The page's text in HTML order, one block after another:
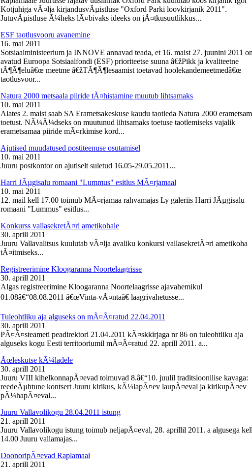
Kotjuhiga vÃ¤lja kirjandusvÃµistluse "Oxford Parki loovkirjanik 2011".
JutuvÃµistluse Ã¼heks lÃ¤bivaks ideeks on jÃ¤tkusuutlikkus...
ESF taotlusvooru avanemine
16. mai 2011
Sotsiaalministeerium ja INNOVE annavad teada, et 16. maist 27. juunini 2011 on
avatud Euroopa Sotsiaalfondi (ESF) prioriteetse suuna â€žPikk ja kvaliteetne
tÃ¶Ã¶eluâ€œ meetme â€žTÃ¶Ã¶lesaamist toetavad hoolekandemeetmedâ€œ
taotlusvoor...
Natura 2000 metsaala piiride tÃ¤histamine muutub lihtsamaks
10. mai 2011
Alates 2. maist saab SA Erametsakeskuse kaudu taotleda Natura 2000
toetust. NÃ¼Ã¼dseks on muutunud lihtsamaks toetuse taotlemiseks vajalik
erametsamaa piiride mÃ¤rkimise kord...
Ajutised muudatused postiteenuse osutamisel
10. mai 2011
Juuru postkontor on ajutiselt suletud 16.05-29.05.2011...
Harri JÃµgisalu romaani "Lummus" esitlus MÃ¤rjamaal
10. mai 2011
12. mail kell 17.00 toimub MÃ¤rjamaa rahvamajas Ly galeriis Harri JÃµgisalu
romaani "Lummus" esitlus...
Konkurss vallasekretÃ¤ri ametikohale
30. aprill 2011
Juuru Vallavalitsus kuulutab vÃ¤lja avaliku konkursi vallasekretÃ¤ri ametikoha
tÃ¤itmiseks...
Registreerimine Kloogaranna Noortelaagrisse
30. aprill 2011
Algas registreerimine Kloogaranna Noortelaagrisse ajavahemikul
01.08â€“08.08.2011 â€œVinta-vÃ¤ntaâ€ laagrivahetusse...
Tuleohtliku aja alguseks on mÃ¤Ã¤ratud 22.04.2011
30. aprill 2011
PÃ¤Ã¤steameti peadirektori 21.04.2011 kÃ¤skkirjaga nr 86 on tuleohtliku aja
alguseks kogu Eesti territooriumil mÃ¤Ã¤ratud 22. aprill 2011. a...
Ãœleskutse kÃ¼ladele
30. aprill 2011
Juuru VIII kihelkonnapÃ¤evad toimuvad 8.â€“10. juulil traditsioonilise kavaga:
reedeÃµhtune kontsert Juuru kirikus, kÃ¼lapÃ¤ev laupÃ¤eval ja kirikupÃ¤ev
pÃ¼hapÃ¤eval...
Juuru Vallavolikogu 28.04.2011 istung
21. aprill 2011
Juuru Vallavolikogu istung toimub neljapÃ¤eval, 28. aprillil 2011. a algusega kell
14.00 Juuru vallamajas...
DoonoripÃ¤evad Raplamaal
21. aprill 2011